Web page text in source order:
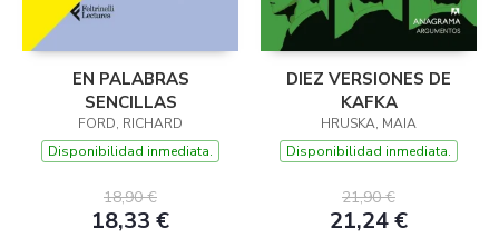
EN PALABRAS
SENCILLAS
FORD, RICHARD
Disponibilidad inmediata.
18,90 €
18,33 €
DIEZ VERSIONES DE
KAFKA
HRUSKA, MAIA
Disponibilidad inmediata.
21,90 €
21,24 €